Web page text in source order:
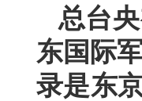
总台
东国际
录是东